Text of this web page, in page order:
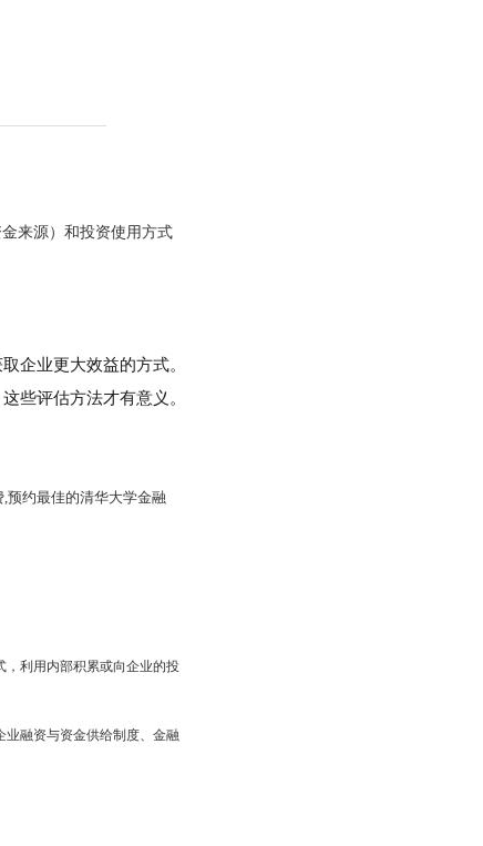
来源）和投资使用方式
企业更大效益的方式。
些评估方法才有意义。
,预约最佳的清华大学金融
，利用内部积累或向企业的投
业融资与资金供给制度、金融